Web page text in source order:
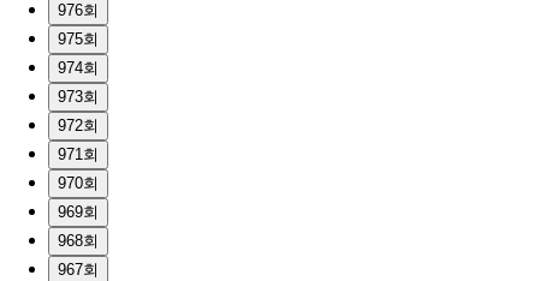
976회
975회
974회
973회
972회
971회
970회
969회
968회
967회